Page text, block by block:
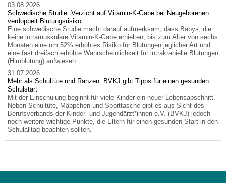
03.08.2026
Schwedische Studie: Verzicht auf Vitamin-K-Gabe bei Neugeborenen
verdoppelt Blutungsrisiko
Eine schwedische Studie macht darauf aufmerksam, dass Babys, die
keine intramuskuläre Vitamin-K-Gabe erhielten, bis zum Alter von sechs
Monaten eine um 52% erhöhtes Risiko für Blutungen jeglicher Art und
eine fast dreifach erhöhte Wahrscheinlichkeit für intrakranielle Blutungen
(Hirnblutung) aufwiesen.
31.07.2026
Mehr als Schultüte und Ranzen: BVKJ gibt Tipps für einen gesunden
Schulstart
Mit der Einschulung beginnt für viele Kinder ein neuer Lebensabschnitt.
Neben Schultüte, Mäppchen und Sporttasche gibt es aus Sicht des
Berufsverbands der Kinder- und Jugendärzt*innen e.V. (BVKJ) jedoch
noch weitere wichtige Punkte, die Eltern für einen gesunden Start in den
Schulalltag beachten sollten.